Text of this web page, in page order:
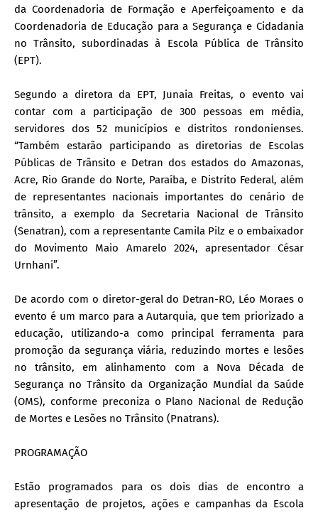
da Coordenadoria de Formação e Aperfeiçoamento e da
Coordenadoria de Educação para a Segurança e Cidadania
no Trânsito, subordinadas à Escola Pública de Trânsito
(EPT).
Segundo a diretora da EPT, Junaia Freitas, o evento vai
contar com a participação de 300 pessoas em média,
servidores dos 52 municípios e distritos rondonienses.
“Também estarão participando as diretorias de Escolas
Públicas de Trânsito e Detran dos estados do Amazonas,
Acre, Rio Grande do Norte, Paraíba, e Distrito Federal, além
de representantes nacionais importantes do cenário de
trânsito, a exemplo da Secretaria Nacional de Trânsito
(Senatran), com a representante Camila Pilz e o embaixador
do Movimento Maio Amarelo 2024, apresentador César
Urnhani”.
De acordo com o diretor-geral do Detran-RO, Léo Moraes o
evento é um marco para a Autarquia, que tem priorizado a
educação, utilizando-a como principal ferramenta para
promoção da segurança viária, reduzindo mortes e lesões
no trânsito, em alinhamento com a Nova Década de
Segurança no Trânsito da Organização Mundial da Saúde
(OMS), conforme preconiza o Plano Nacional de Redução
de Mortes e Lesões no Trânsito (Pnatrans).
PROGRAMAÇÃO
Estão programados para os dois dias de encontro a
apresentação de projetos, ações e campanhas da Escola